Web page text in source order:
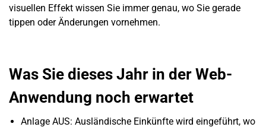
visuellen Effekt wissen Sie immer genau, wo Sie gerade
tippen oder Änderungen vornehmen.
Was Sie dieses Jahr in der Web-
Anwendung noch erwartet
Anlage AUS: Ausländische Einkünfte wird eingeführt, wo